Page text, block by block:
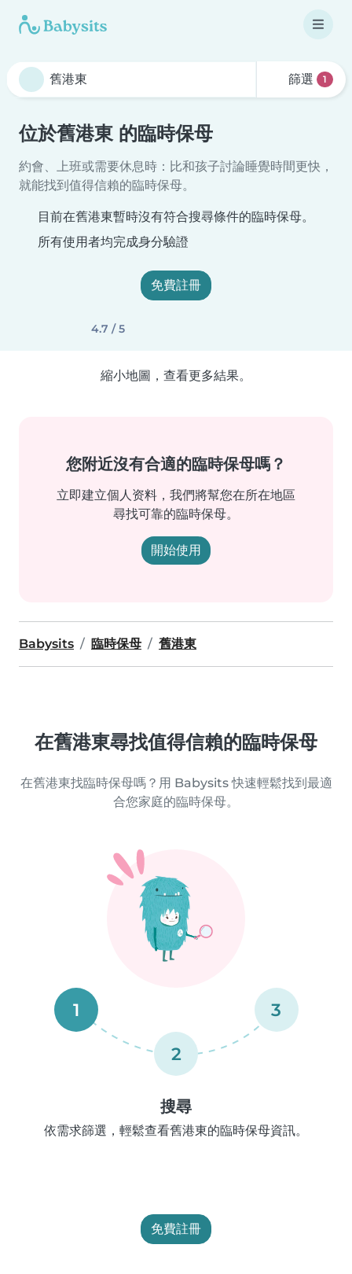
篩選 1
位於舊港東 的臨時保母
約會、上班或需要休息時：比和孩子討論睡覺時間更快，
就能找到值得信賴的臨時保母。
目前在舊港東暫時沒有符合搜尋條件的臨時保母。
所有使用者均完成身分驗證
免費註冊
4.7 / 5
縮小地圖，查看更多結果。
您附近沒有合適的臨時保母嗎？
立即建立個人资料，我們將幫您在所在地區
尋找可靠的臨時保母。
開始使用
Babysits 臨時保母 舊港東
在舊港東尋找值得信賴的臨時保母
在舊港東找臨時保母嗎？用 Babysits 快速輕鬆找到最適
合您家庭的臨時保母。
1
2
3
搜尋
依需求篩選，輕鬆查看舊港東的臨時保母資訊。
免費註冊